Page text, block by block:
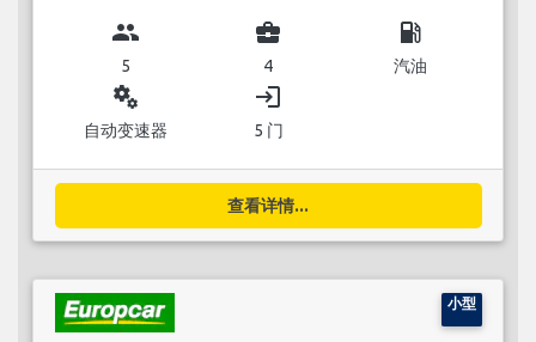
group
5
business_center
4
local_gas_station
汽油
miscellaneous_services
自动变速器
login
5 门
查看详情...
小型